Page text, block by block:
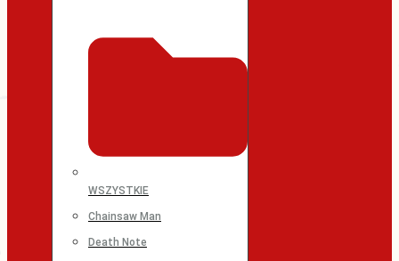
WSZYSTKIE
Chainsaw Man
Death Note